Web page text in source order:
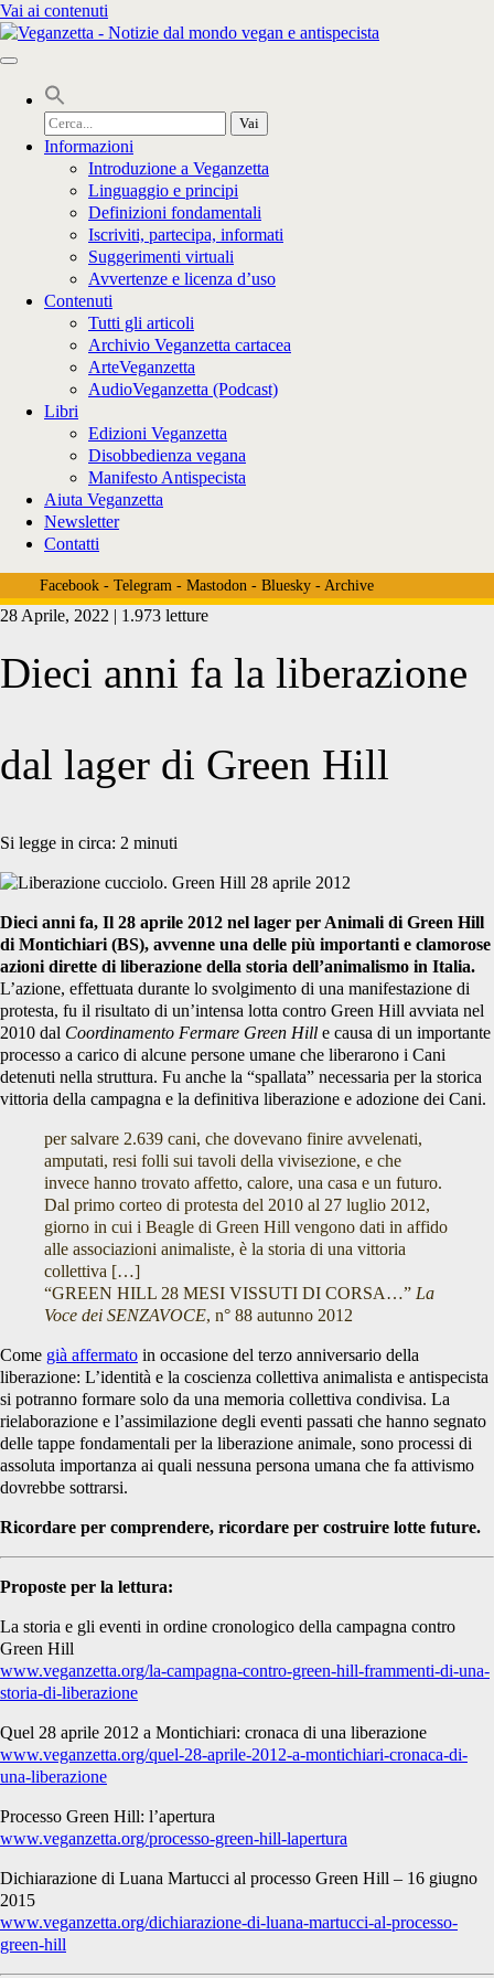
Vai ai contenuti
Cerca
per:
Informazioni
Introduzione a Veganzetta
Linguaggio e principi
Definizioni fondamentali
Iscriviti, partecipa, informati
Suggerimenti virtuali
Avvertenze e licenza d’uso
Contenuti
Tutti gli articoli
Archivio Veganzetta cartacea
ArteVeganzetta
AudioVeganzetta (Podcast)
Libri
Edizioni Veganzetta
Disobbedienza vegana
Manifesto Antispecista
Aiuta Veganzetta
Newsletter
Contatti
Facebook- Telegram- Mastodon- Bluesky- Archive
28 Aprile, 2022 | 1.973 letture
Dieci anni fa la liberazione
dal lager di Green Hill
Si legge in circa: 2 minuti
Dieci anni fa, Il 28 aprile 2012 nel lager per Animali di Green Hill
di Montichiari (BS), avvenne una delle più importanti e clamorose
azioni dirette di liberazione della storia dell’animalismo in Italia.
L’azione, effettuata durante lo svolgimento di una manifestazione di
protesta, fu il risultato di un’intensa lotta contro Green Hill avviata nel
2010 dal Coordinamento Fermare Green Hill e causa di un importante
processo a carico di alcune persone umane che liberarono i Cani
detenuti nella struttura. Fu anche la “spallata” necessaria per la storica
vittoria della campagna e la definitiva liberazione e adozione dei Cani.
per salvare 2.639 cani, che dovevano finire avvelenati,
amputati, resi folli sui tavoli della vivisezione, e che
invece hanno trovato affetto, calore, una casa e un futuro.
Dal primo corteo di protesta del 2010 al 27 luglio 2012,
giorno in cui i Beagle di Green Hill vengono dati in affido
alle associazioni animaliste, è la storia di una vittoria
collettiva […]
“GREEN HILL 28 MESI VISSUTI DI CORSA…” La
Voce dei SENZAVOCE, n° 88 autunno 2012
Come già affermato in occasione del terzo anniversario della
liberazione: L’identità e la coscienza collettiva animalista e antispecista
si potranno formare solo da una memoria collettiva condivisa. La
rielaborazione e l’assimilazione degli eventi passati che hanno segnato
delle tappe fondamentali per la liberazione animale, sono processi di
assoluta importanza ai quali nessuna persona umana che fa attivismo
dovrebbe sottrarsi.
Ricordare per comprendere, ricordare per costruire lotte future.
Proposte per la lettura:
La storia e gli eventi in ordine cronologico della campagna contro
Green Hill
www.veganzetta.org/la-campagna-contro-green-hill-frammenti-di-una-
storia-di-liberazione
Quel 28 aprile 2012 a Montichiari: cronaca di una liberazione
www.veganzetta.org/quel-28-aprile-2012-a-montichiari-cronaca-di-
una-liberazione
Processo Green Hill: l’apertura
www.veganzetta.org/processo-green-hill-lapertura
Dichiarazione di Luana Martucci al processo Green Hill – 16 giugno
2015
www.veganzetta.org/dichiarazione-di-luana-martucci-al-processo-
green-hill